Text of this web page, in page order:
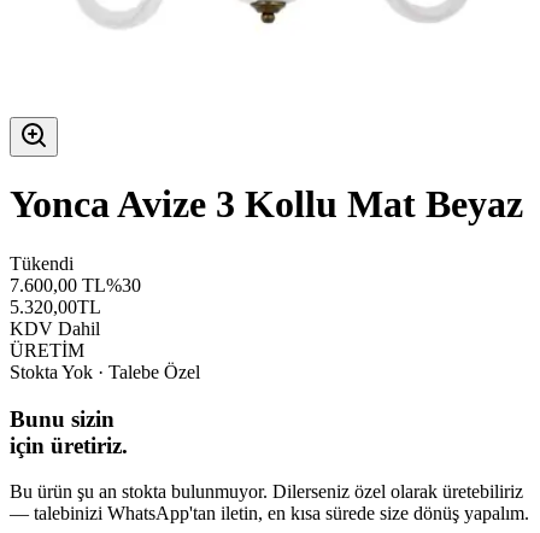
Yonca Avize 3 Kollu Mat Beyaz
Tükendi
7.600,00 TL%30
5.320,00TL
KDV Dahil
ÜRETİM
Stokta Yok · Talebe Özel
Bunu sizin
için üretiriz.
Bu ürün şu an stokta bulunmuyor. Dilerseniz özel olarak üretebiliriz
— talebinizi WhatsApp'tan iletin, en kısa sürede size dönüş yapalım.